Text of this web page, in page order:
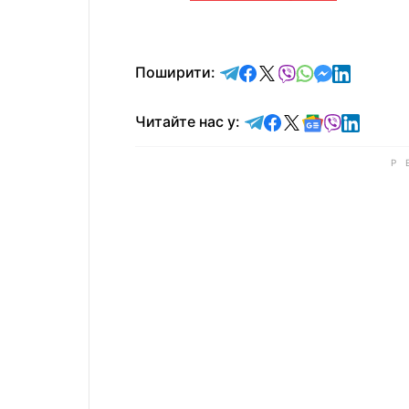
Поширити: відправити у Telegram
поділитись у
поділитись у X
відправити у
відправити у
Читайте нас у: Читайте у Telegram
Читайте у
Читайте у X
Читайте у
Читайте